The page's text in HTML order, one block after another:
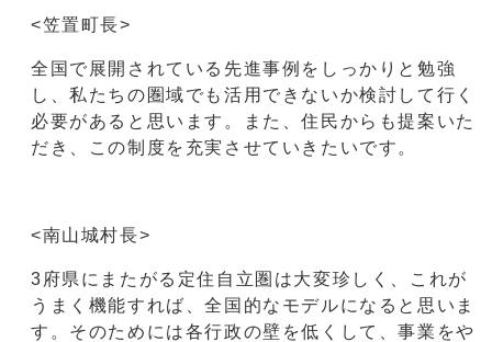
<笠置町長>
全国で展開されている先進事例をしっかりと勉強
し、私たちの圏域でも活用できないか検討して行く
必要があると思います。また、住民からも提案いた
だき、この制度を充実させていきたいです。
<南山城村長>
3府県にまたがる定住自立圏は大変珍しく、これが
うまく機能すれば、全国的なモデルになると思いま
す。そのためには各行政の壁を低くして、事業をや